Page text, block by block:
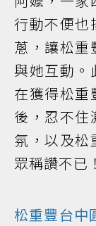
行動不便也
蔥，讓松重
與她互動。
在獲得松重
後，忍不住
氛，以及松
眾稱讚不已！
松重豐台中